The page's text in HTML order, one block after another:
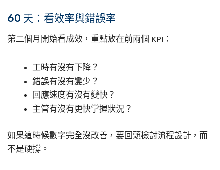
60 天：看效率與錯誤率
第二個月開始看成效，重點放在前兩個 KPI：
工時有沒有下降？
錯誤有沒有變少？
回應速度有沒有變快？
主管有沒有更快掌握狀況？
如果這時候數字完全沒改善，要回頭檢討流程設計，而
不是硬撐。